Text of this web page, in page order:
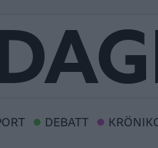
DEBATT